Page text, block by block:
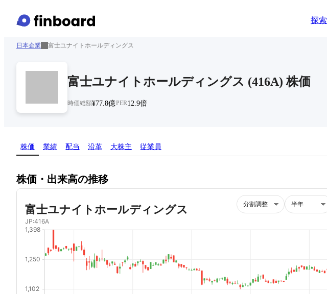
探索
日本企業 富士ユナイトホールディングス
富士ユナイトホールディングス (416A) 株価
時価総額¥77.8億PER12.9倍
株価 業績 配当 沿革 大株主 従業員
株価・出来高の推移